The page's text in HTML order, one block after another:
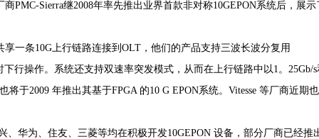
PMC-Sierra继2008年率先推出业界首款非对称10GEPON系统后，展示
条10G上行链路连接到OLT，他们的产品支持三波长波分复用
行操作。系统还支持双速率突发模式，从而在上行链路中以1。25Gb/s
于2009 年推出其基于FPGA 的10 G EPON系统。Vitesse 等厂商近期也
为、住友、三菱等均在积极开发10GEPON 设备，部分厂商已经推